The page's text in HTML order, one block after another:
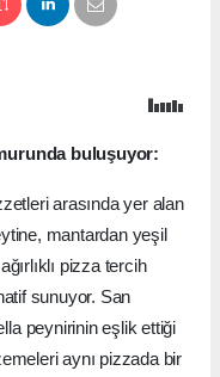
buluşuyor:
arasında yer alan
mantardan yeşil
pizza tercih
sunuyor. San
peynirinin eşlik ettiği
aynı pizzada bir